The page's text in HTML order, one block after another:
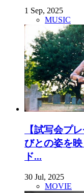
1 Sep, 2025
MUSIC
【試写会プ
びとの姿を
ド...
30 Jul, 2025
MOVIE